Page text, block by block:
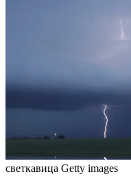
светкавица Getty images